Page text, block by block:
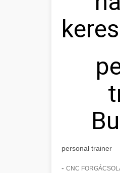
personal trainer
- CNC